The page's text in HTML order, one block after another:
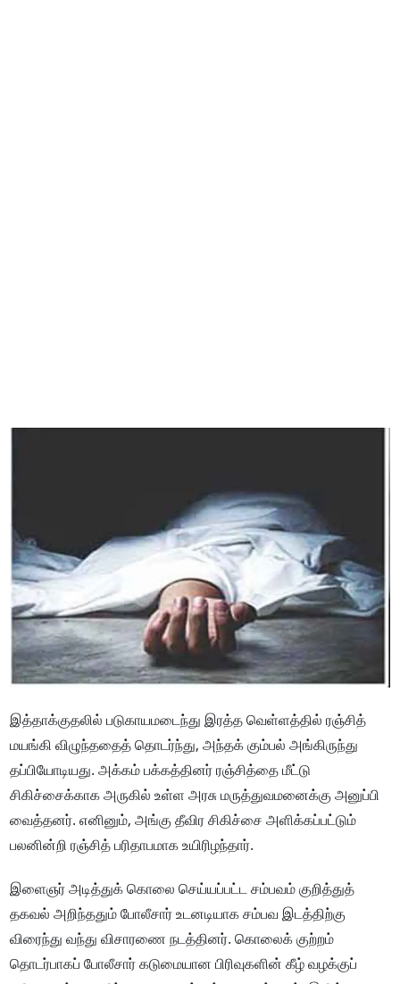
இத்தாக்குதலில் படுகாயமடைந்து இரத்த வெள்ளத்தில் ரஞ்சித்
மயங்கி விழுந்ததைத் தொடர்ந்து, அந்தக் கும்பல் அங்கிருந்து
தப்பியோடியது. அக்கம் பக்கத்தினர் ரஞ்சித்தை மீட்டு
சிகிச்சைக்காக அருகில் உள்ள அரசு மருத்துவமனைக்கு அனுப்பி
வைத்தனர். எனினும், அங்கு தீவிர சிகிச்சை அளிக்கப்பட்டும்
பலனின்றி ரஞ்சித் பரிதாபமாக உயிரிழந்தார்.
இளைஞர் அடித்துக் கொலை செய்யப்பட்ட சம்பவம் குறித்துத்
தகவல் அறிந்ததும் போலீசார் உடனடியாக சம்பவ இடத்திற்கு
விரைந்து வந்து விசாரணை நடத்தினர். கொலைக் குற்றம்
தொடர்பாகப் போலீசார் கடுமையான பிரிவுகளின் கீழ் வழக்குப்